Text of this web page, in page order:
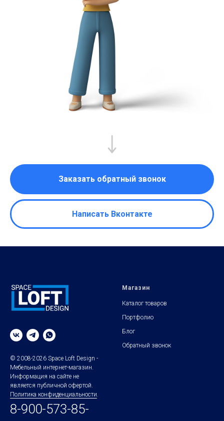
Заказать обратный звонок
Написать Вконтакте
© 2008-2026 Space Loft Design -
Мебельный интернет-магазин.
Информация на сайте не
является публичной офертой.
Политика конфиденциальности.
8-900-573-85-
Магазин
Каталог товаров
Портфолио
Блог
Обратный звонок